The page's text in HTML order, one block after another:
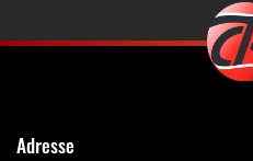
Adresse